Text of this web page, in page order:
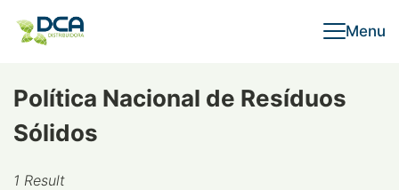
Menu
Política Nacional de Resíduos
Sólidos
1 Result